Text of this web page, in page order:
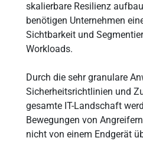
skalierbare Resilienz
benötigen Unternehmen
Sichtbarkeit und
Workloads.
Durch die sehr granulare
Sicherheitsrichtlinien und
gesamte IT-Landschaft
Bewegungen von
nicht von einem Endgerät